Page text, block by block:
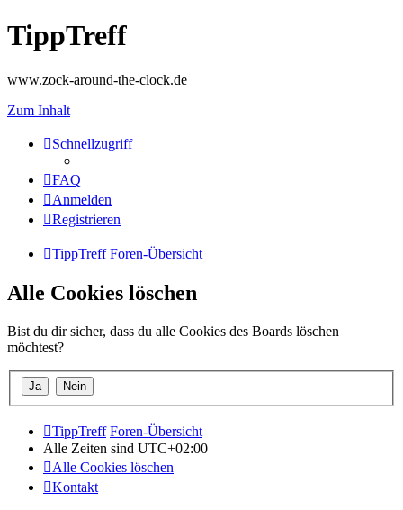
TippTreff
www.zock-around-the-clock.de
Zum Inhalt
Schnellzugriff
FAQ
Anmelden
Registrieren
TippTreff Foren-Übersicht
Alle Cookies löschen
Bist du dir sicher, dass du alle Cookies des Boards löschen
möchtest?
TippTreff Foren-Übersicht
Alle Zeiten sind UTC+02:00
Alle Cookies löschen
Kontakt